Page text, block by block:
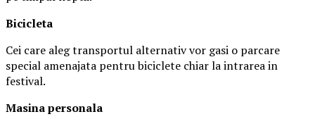
Bicicleta
Cei care aleg transportul alternativ vor gasi o parcare
special amenajata pentru biciclete chiar la intrarea in
festival.
Masinapersonala